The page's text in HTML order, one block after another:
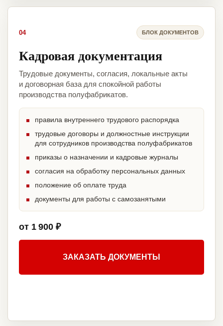
04 БЛОК ДОКУМЕНТОВ
Кадровая документация
Трудовые документы, согласия, локальные акты
и договорная база для спокойной работы
производства полуфабрикатов.
правила внутреннего трудового распорядка
трудовые договоры и должностные инструкции
для сотрудников производства полуфабрикатов
приказы о назначении и кадровые журналы
согласия на обработку персональных данных
положение об оплате труда
документы для работы с самозанятыми
от 1 900 ₽
ЗАКАЗАТЬ ДОКУМЕНТЫ